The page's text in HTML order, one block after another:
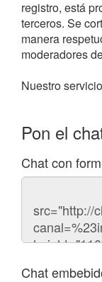
registro, está
terceros. Se
manera
moderadores
Nuestro
Pon el
Chat con
Código
chat
Chat